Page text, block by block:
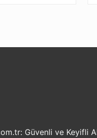
Güvenli ve Keyifli